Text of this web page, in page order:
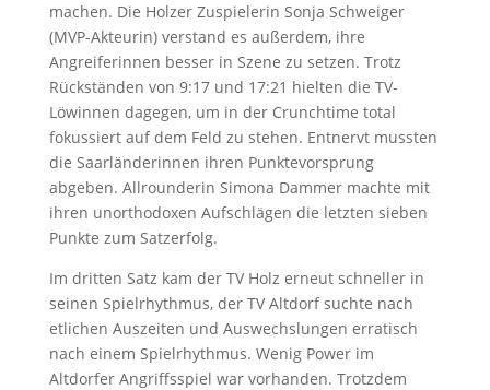
machen. Die Holzer Zuspielerin Sonja Schweiger
(MVP-Akteurin) verstand es außerdem, ihre
Angreiferinnen besser in Szene zu setzen. Trotz
Rückständen von 9:17 und 17:21 hielten die TV-
Löwinnen dagegen, um in der Crunchtime total
fokussiert auf dem Feld zu stehen. Entnervt mussten
die Saarländerinnen ihren Punktevorsprung
abgeben. Allrounderin Simona Dammer machte mit
ihren unorthodoxen Aufschlägen die letzten sieben
Punkte zum Satzerfolg.
Im dritten Satz kam der TV Holz erneut schneller in
seinen Spielrhythmus, der TV Altdorf suchte nach
etlichen Auszeiten und Auswechslungen erratisch
nach einem Spielrhythmus. Wenig Power im
Altdorfer Angriffsspiel war vorhanden. Trotzdem